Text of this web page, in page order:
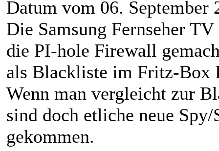
Datum vom 06. September
Die Samsung Fernseher
die PI-hole Firewall
als Blackliste im Fritz-Box
Wenn man vergleicht zur
sind doch etliche neue
gekommen.